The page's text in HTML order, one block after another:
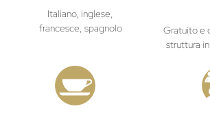
Italiano, inglese,
francesce, spagnolo
Gratuito e
struttura